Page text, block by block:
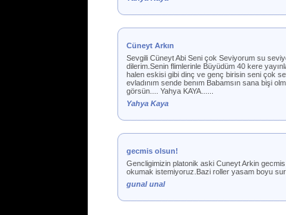
Cüneyt Arkın
Sevgili Cüneyt Abi Seni çok Seviyorum su
dilerim.Senin flimlerinle Büyüdüm 40 kere
halen eskisi gibi dinç ve genç birisin seni çok
evladınım sende benım Babamsın sana bişi
görsün.... Yahya KAYA......
Yahya Kaya
gecmis olsun!
Gencligimizin platonik aski Cuneyt Arkin
okumak istemiyoruz.Bazi roller yasam boyu
gunal unal